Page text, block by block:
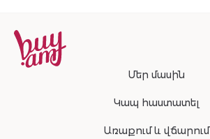
Մեր մասին
Կապ հաստատել
Առաքում և վճարում